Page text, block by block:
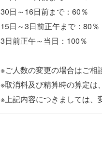
30日～16日前まで：60％
15日～3日前正午まで：80％
3日前正午～当日：100％
※ご人数の変更の場合はご相
※取消料及び精算時の算定は